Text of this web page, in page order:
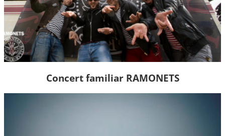
Concert familiar RAMONETS